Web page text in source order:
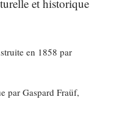
et historique
en 1858 par
par Gaspard Fraüf,